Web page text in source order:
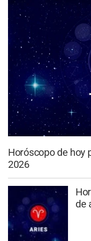
Horóscopo de hoy
2026
de